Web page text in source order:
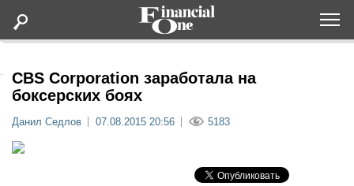
Статьи
CBS Corporation заработала на
боксерских боях
Данил Седлов 07.08.2015 20:56 5183